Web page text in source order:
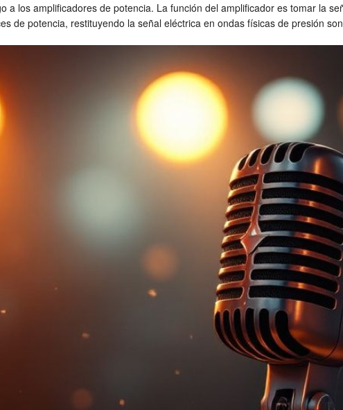
los amplificadores de potencia. La función del amplificador es tomar la
de potencia, restituyendo la señal eléctrica en ondas físicas de presión